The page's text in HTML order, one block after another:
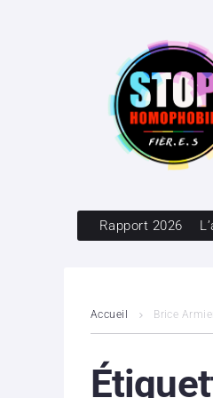
Rapport 2026
Accueil Brice